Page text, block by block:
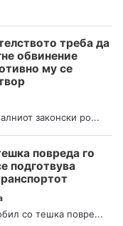
треба да
обвинение
му се
законски ро...
повреда го
подготвува
со тешка повре...